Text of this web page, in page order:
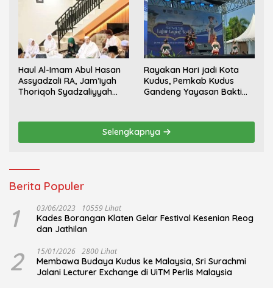
Haul Al-Imam Abul Hasan
Assyadzali RA, Jam’iyah
Thoriqoh Syadzaliyyah
Rayakan Hari jadi Kota
Kudus, Pemkab Kudus
Gandeng Yayasan Bakti
Selengkapnya
Berita Populer
1 03/06/2023 10559 Lihat
Kades Borangan Klaten Gelar Festival Kesenian Reog
dan Jathilan
2 15/01/2026 2800 Lihat
Membawa Budaya Kudus ke Malaysia, Sri Surachmi
Jalani Lecturer Exchange di UiTM Perlis Malaysia